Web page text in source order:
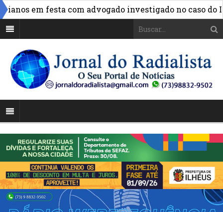
em festa com advogado investigado no caso do INSS